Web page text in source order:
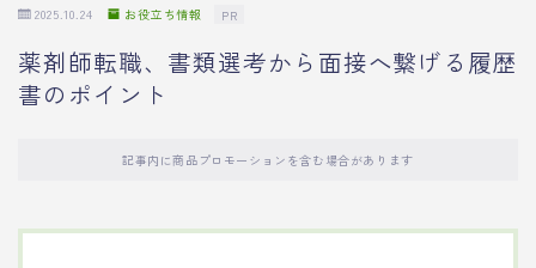
2025.10.24 お役立ち情報 PR
薬剤師転職、書類選考から面接へ繋げる履歴
書のポイント
記事内に商品プロモーションを含む場合があります